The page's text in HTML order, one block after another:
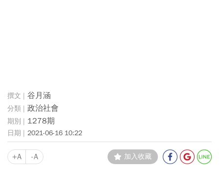
谷月涵
政治社會
1278期
2021-06-16 10:22
+A -A 加入收藏